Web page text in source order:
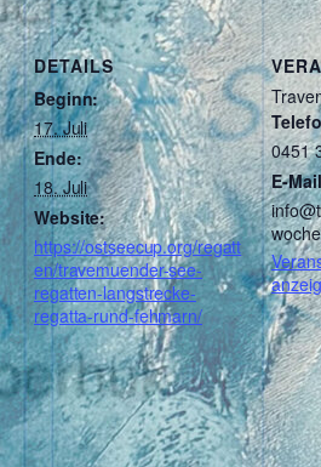
DETAILS
Beginn:
17. Juli
Ende:
18. Juli
Website:
https://ostseecup.org/regatt
en/travemuender-see-
regatten-langstrecke-
regatta-rund-fehmarn/
0451
E-Mail